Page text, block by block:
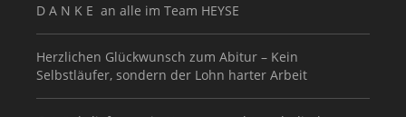
D A N K E an alle im Team HEYSE
Herzlichen Glückwunsch zum Abitur – Kein
Selbstläufer, sondern der Lohn harter Arbeit